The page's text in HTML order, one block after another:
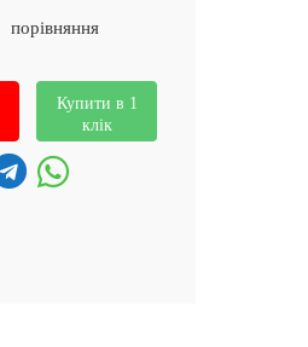
порівняння
Купити в 1
клік